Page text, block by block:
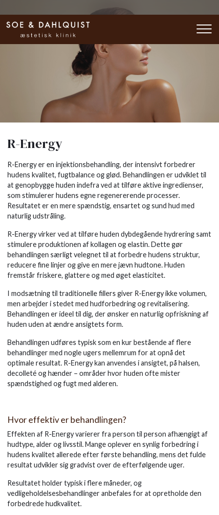
til
hovedindhold
R-Energy
R-Energy er en injektionsbehandling, der intensivt forbedrer
hudens kvalitet, fugtbalance og glød. Behandlingen er udviklet til
at genopbygge huden indefra ved at tilføre aktive ingredienser,
som stimulerer hudens egne regenererende processer.
Resultatet er en mere spændstig, ensartet og sund hud med
naturlig udstråling.
R-Energy virker ved at tilføre huden dybdegående hydrering samt
stimulere produktionen af kollagen og elastin. Dette gør
behandlingen særligt velegnet til at forbedre hudens struktur,
reducere fine linjer og give en mere jævn hudtone. Huden
fremstår friskere, glattere og med øget elasticitet.
I modsætning til traditionelle fillers giver R-Energy ikke volumen,
men arbejder i stedet med hudforbedring og revitalisering.
Behandlingen er ideel til dig, der ønsker en naturlig opfriskning af
huden uden at ændre ansigtets form.
Behandlingen udføres typisk som en kur bestående af flere
behandlinger med nogle ugers mellemrum for at opnå det
optimale resultat. R-Energy kan anvendes i ansigtet, på halsen,
decolleté og hænder – områder hvor huden ofte mister
spændstighed og fugt med alderen.
Hvor effektiv er behandlingen?
Effekten af R-Energy varierer fra person til person afhængigt af
hudtype, alder og livsstil. Mange oplever en synlig forbedring i
hudens kvalitet allerede efter første behandling, mens det fulde
resultat udvikler sig gradvist over de efterfølgende uger.
Resultatet holder typisk i flere måneder, og
vedligeholdelsesbehandlinger anbefales for at opretholde den
forbedrede hudkvalitet.